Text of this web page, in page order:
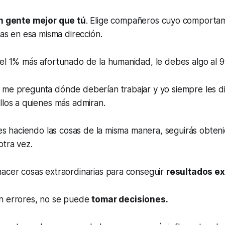
gente mejor que tú. Elige compañeros cuyo
en esa misma dirección.
1% más afortunado de la humanidad, le debes algo al
pregunta dónde deberían trabajar y yo siempre les
a quienes más admiran.
haciendo las cosas de la misma manera, seguirás
vez.
cosas extraordinarias para conseguir resultados
errores, no se puedetomar decisiones.